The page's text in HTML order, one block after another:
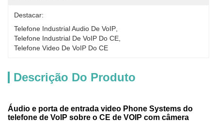
Destacar:
Telefone Industrial Audio De VoIP
Telefone Industrial De VoIP Do CE
Telefone Video De VoIP Do CE
Descrição Do Produto
Áudio e porta de entrada video Phone Systems do
telefone de VoIP sobre o CE de VOIP com câmera